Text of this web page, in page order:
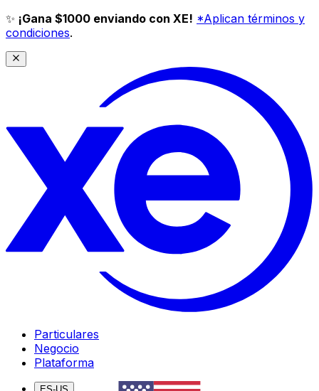
✨ ¡Gana $1000 enviando con XE! *Aplican términos y
condiciones.
Particulares
Negocio
Plataforma